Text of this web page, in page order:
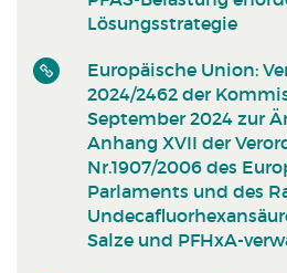
Lösungsstrategie
Europäische Union:
2024/2462 der
September 2024 zur
Anhang XVII der
Nr.1907/2006 des
Parlaments und des
Salze und PFHxA-